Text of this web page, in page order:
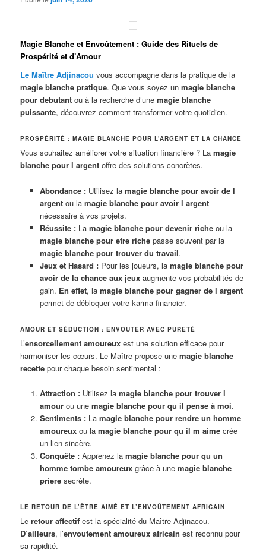
Magie Blanche et Envoûtement : Guide des Rituels de
Prospérité et d’Amour
Le Maître Adjinacou vous accompagne dans la pratique de la
magie blanche pratique. Que vous soyez unmagie blanche
pour debutant ou à la recherche d’unemagie blanche
puissante, découvrez comment transformer votre quotidien.
PROSPÉRITÉ : MAGIE BLANCHE POUR L’ARGENT ET LA CHANCE
Vous souhaitez améliorer votre situation financière ? Lamagie
blanche pour l argent offre des solutions concrètes.
Abondance :Utilisez la magie blanche pour avoir de l
argentou la magie blanche pour avoir l argent
nécessaire à vos projets.
Réussite :La magie blanche pour devenir richeou la
magie blanche pour etre richepasse souvent par la
magie blanche pour trouver du travail.
Jeux et Hasard :Pour les joueurs, la magie blanche pour
avoir de la chance aux jeuxaugmente vos probabilités de
gain. En effet, la magie blanche pour gagner de l argent
permet de débloquer votre karma financier.
AMOUR ET SÉDUCTION : ENVOÛTER AVEC PURETÉ
L’ensorcellement amoureux est une solution efficace pour
harmoniser les cœurs. Le Maître propose unemagie blanche
recette pour chaque besoin sentimental :
Attraction :Utilisez la magie blanche pour trouver l
amourou une magie blanche pour qu il pense à moi.
Sentiments :La magie blanche pour rendre un homme
amoureuxou la magie blanche pour qu il m aimecrée
un lien sincère.
Conquête :Apprenez la magie blanche pour qu un
homme tombe amoureuxgrâce à une magie blanche
prieresecrète.
LE RETOUR DE L’ÊTRE AIMÉ ET L’ENVOÛTEMENT AFRICAIN
Leretour affectif est la spécialité du Maître Adjinacou.
D’ailleurs, l’envoutement amoureux africain est reconnu pour
sa rapidité.